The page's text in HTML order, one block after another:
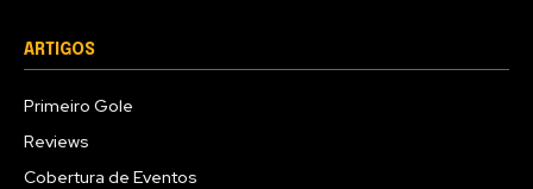
ARTIGOS
Primeiro Gole
Reviews
Cobertura de Eventos